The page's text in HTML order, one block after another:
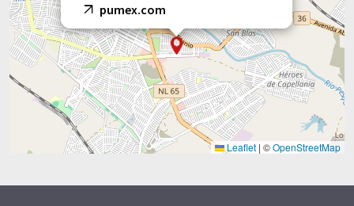
pumex.com
Leaflet | ©OpenStreetMap